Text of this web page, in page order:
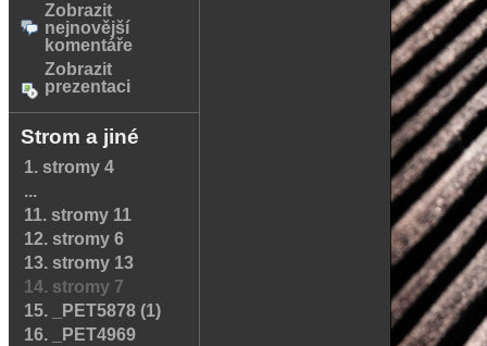
Zobrazit
nejnovější
komentáře
Zobrazit
prezentaci
Strom a jiné
1. stromy 4
...
11. stromy 11
12. stromy 6
13. stromy 13
14. stromy 7
15. _PET5878 (1)
16. _PET4969